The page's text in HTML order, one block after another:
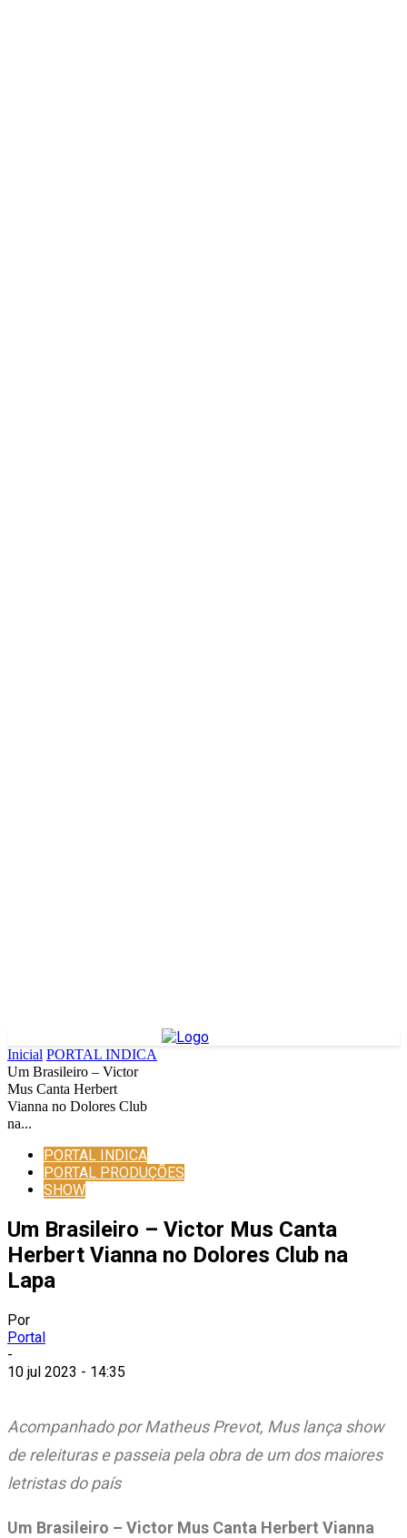
Inicial PORTAL INDICA
Um Brasileiro – Victor
Mus Canta Herbert
Vianna no Dolores Club
na...
PORTAL INDICA
PORTAL PRODUÇÕES
SHOW
Um Brasileiro – Victor Mus Canta
Herbert Vianna no Dolores Club na
Lapa
Por
Portal
-
10 jul 2023 - 14:35
Acompanhado por Matheus Prevot, Mus lança show
de releituras e passeia pela obrade um dos maiores
letristas do país
Um Brasileiro – Victor Mus Canta Herbert Vianna